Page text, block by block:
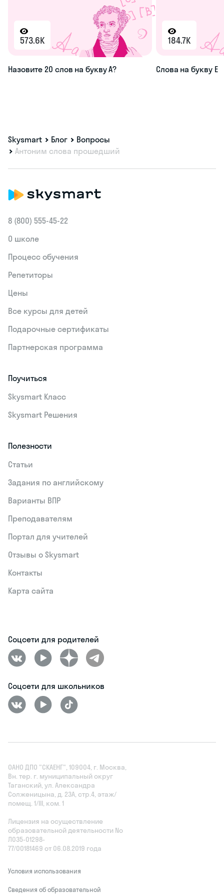
573.6K
Назовите 20 слов на букву А?
184.7K
Слова на букву Е
Skysmart Блог
Вопросы
Антоним слова прошедший
8 (800) 555‑45-22
О школе
Процесс обучения
Репетиторы
Цены
Все курсы для детей
Подарочные сертификаты
Партнерская программа
Поучиться
Skysmart Класс
Skysmart Решения
Полезности
Статьи
Задания по английскому
Варианты ВПР
Преподавателям
Портал для учителей
Отзывы о Skysmart
Контакты
Карта сайта
Соцсети для родителей
Соцсети для школьников
ОАНО ДПО "СКАЕНГ", 109004, г. Москва,
Вн. тер. г. муниципальный округ
Таганский, ул. Александра
Солженицына, д. 23А, стр.4, этаж/
помещ. 1/III, ком. 1
Лицензия на осуществление
образовательной деятельности No
Л035‑01298-
77/00181469 от 06.08.2019 года
Условия использования
Сведения об образовательной